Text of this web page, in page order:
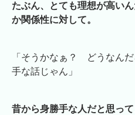
たぶん、とても理想が高い
か関係性に対して。
「そうかなぁ？ どうなん
手な話じゃん」
昔から身勝手な人だと思って